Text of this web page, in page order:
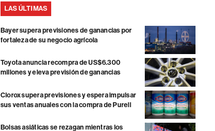
LAS ÚLTIMAS
Bayer supera previsiones de ganancias por
fortaleza de su negocio agrícola
Toyota anuncia recompra de US$6.300
millones y eleva previsión de ganancias
Clorox supera previsiones y espera impulsar
sus ventas anuales con la compra de Purell
Bolsas asiáticas se rezagan mientras los